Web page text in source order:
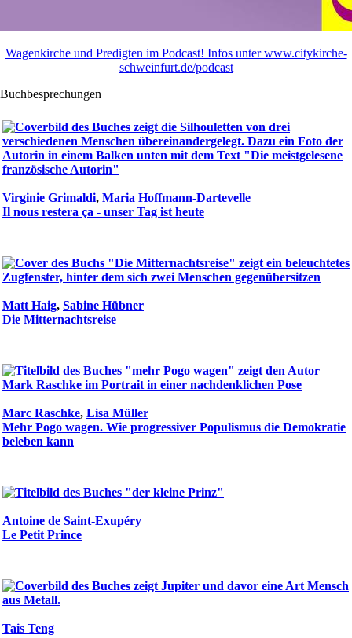
Wagenkirche und Predigten im Podcast! Infos unter www.citykirche-
schweinfurt.de/podcast
Buchbesprechungen
Virginie Grimaldi, Maria Hoffmann-Dartevelle
Il nous restera ça - unser Tag ist heute
Matt Haig, Sabine Hübner
Die Mitternachtsreise
Marc Raschke, Lisa Müller
Mehr Pogo wagen. Wie progressiver Populismus die Demokratie
beleben kann
Antoine de Saint-Exupéry
Le Petit Prince
Tais Teng